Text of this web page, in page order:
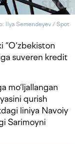
Ilya Semendeyev / Spot
suveren kredit
mo‘ljallangan
qurish
liniya Navoiy
Sarimoyni